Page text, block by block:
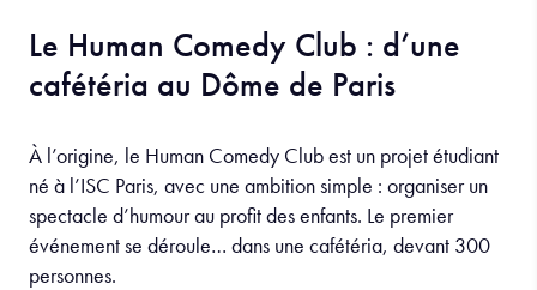
Le Human Comedy Club : d’une
cafétéria au Dôme de Paris
À l’origine, le Human Comedy Club est un projet étudiant
né à l’ISC Paris, avec une ambition simple : organiser un
spectacle d’humour au profit des enfants. Le premier
événement se déroule… dans une cafétéria, devant 300
personnes.